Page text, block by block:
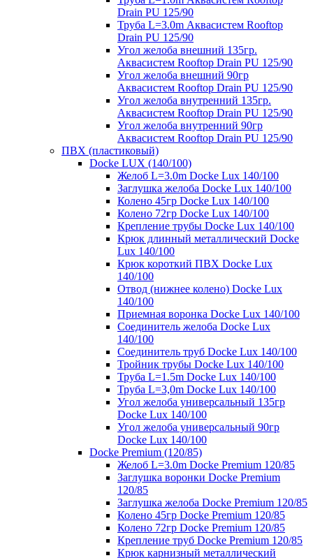
Drain PU 125/90
Труба L=3.0m Аквасистем Rooftop
Drain PU 125/90
Угол желоба внешний 135гр.
Аквасистем Rooftop Drain PU 125/90
Угол желоба внешний 90гр
Аквасистем Rooftop Drain PU 125/90
Угол желоба внутренний 135гр.
Аквасистем Rooftop Drain PU 125/90
Угол желоба внутренний 90гр
Аквасистем Rooftop Drain PU 125/90
ПВХ (пластиковый)
Docke LUX (140/100)
Желоб L=3.0m Docke Lux 140/100
Заглушка желоба Docke Lux 140/100
Колено 45гр Docke Lux 140/100
Колено 72гр Docke Lux 140/100
Крепление трубы Docke Lux 140/100
Крюк длинный металлический Docke
Lux 140/100
Крюк короткий ПВХ Docke Lux
140/100
Отвод (нижнее колено) Docke Lux
140/100
Приемная воронка Docke Lux 140/100
Соединитель желоба Docke Lux
140/100
Соединитель труб Docke Lux 140/100
Тройник трубы Docke Lux 140/100
Труба L=1.5m Docke Lux 140/100
Труба L=3,0m Docke Lux 140/100
Угол желоба универсальный 135гр
Docke Lux 140/100
Угол желоба универсальный 90гр
Docke Lux 140/100
Docke Premium (120/85)
Желоб L=3.0m Docke Premium 120/85
Заглушка воронки Docke Premium
120/85
Заглушка желоба Docke Premium 120/85
Колено 45гр Docke Premium 120/85
Колено 72гр Docke Premium 120/85
Крепление труб Docke Premium 120/85
Крюк карнизный металлический